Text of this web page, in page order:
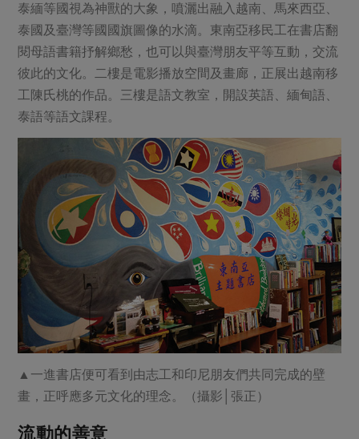
泰緬等國視為神獸的大象，噴灑出融入越南、馬來西亞、
泰國及臺灣等國國旗圖像的水滴。東南亞移民工在書店翻
閱母語書籍抒解鄉愁，也可以與臺灣朋友平等互動，交流
彼此的文化。二樓是電影播放空間及畫廊，正展出越南移
工陳氏桃的作品。三樓是語文教室，開設英語、緬甸語、
泰語等語文課程。
▲一進書店便可看到由志工和印尼朋友們共同完成的壁
畫，正呼應多元文化的理念。（攝影│張正）
流動的善意